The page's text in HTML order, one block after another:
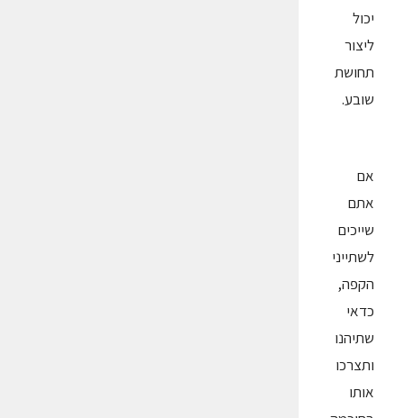
יכול
ליצור
תחושת
שובע.
אם
אתם
שייכים
לשתייני
הקפה,
כדאי
שתיהנו
ותצרכו
אותו